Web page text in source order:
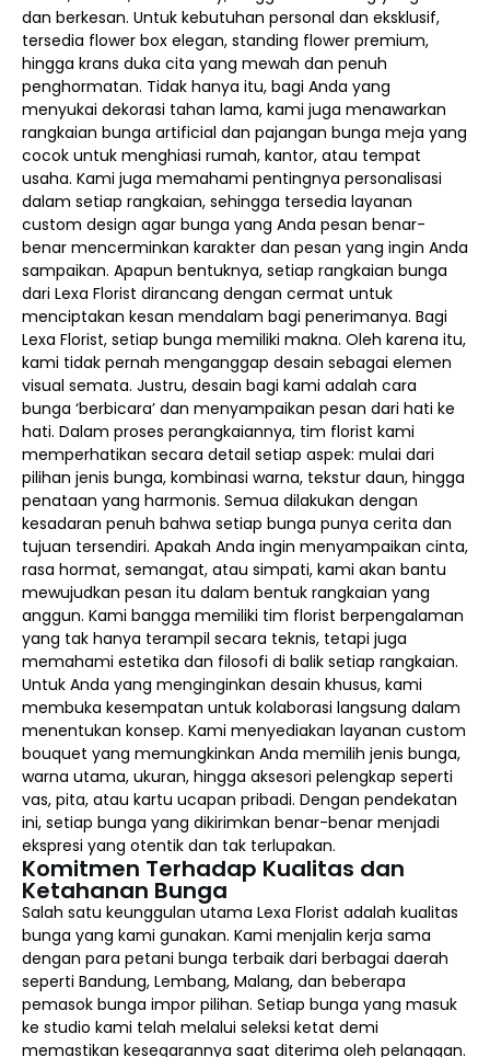
dan berkesan. Untuk kebutuhan personal dan eksklusif,
tersedia flower box elegan, standing flower premium,
hingga krans duka cita yang mewah dan penuh
penghormatan. Tidak hanya itu, bagi Anda yang
menyukai dekorasi tahan lama, kami juga menawarkan
rangkaian bunga artificial dan pajangan bunga meja yang
cocok untuk menghiasi rumah, kantor, atau tempat
usaha. Kami juga memahami pentingnya personalisasi
dalam setiap rangkaian, sehingga tersedia layanan
custom design agar bunga yang Anda pesan benar-
benar mencerminkan karakter dan pesan yang ingin Anda
sampaikan. Apapun bentuknya, setiap rangkaian bunga
dari Lexa Florist dirancang dengan cermat untuk
menciptakan kesan mendalam bagi penerimanya. Bagi
Lexa Florist, setiap bunga memiliki makna. Oleh karena itu,
kami tidak pernah menganggap desain sebagai elemen
visual semata. Justru, desain bagi kami adalah cara
bunga ‘berbicara’ dan menyampaikan pesan dari hati ke
hati. Dalam proses perangkaiannya, tim florist kami
memperhatikan secara detail setiap aspek: mulai dari
pilihan jenis bunga, kombinasi warna, tekstur daun, hingga
penataan yang harmonis. Semua dilakukan dengan
kesadaran penuh bahwa setiap bunga punya cerita dan
tujuan tersendiri. Apakah Anda ingin menyampaikan cinta,
rasa hormat, semangat, atau simpati, kami akan bantu
mewujudkan pesan itu dalam bentuk rangkaian yang
anggun. Kami bangga memiliki tim florist berpengalaman
yang tak hanya terampil secara teknis, tetapi juga
memahami estetika dan filosofi di balik setiap rangkaian.
Untuk Anda yang menginginkan desain khusus, kami
membuka kesempatan untuk kolaborasi langsung dalam
menentukan konsep. Kami menyediakan layanan custom
bouquet yang memungkinkan Anda memilih jenis bunga,
warna utama, ukuran, hingga aksesori pelengkap seperti
vas, pita, atau kartu ucapan pribadi. Dengan pendekatan
ini, setiap bunga yang dikirimkan benar-benar menjadi
ekspresi yang otentik dan tak terlupakan.
Komitmen Terhadap Kualitas dan
Ketahanan Bunga
Salah satu keunggulan utama Lexa Florist adalah kualitas
bunga yang kami gunakan. Kami menjalin kerja sama
dengan para petani bunga terbaik dari berbagai daerah
seperti Bandung, Lembang, Malang, dan beberapa
pemasok bunga impor pilihan. Setiap bunga yang masuk
ke studio kami telah melalui seleksi ketat demi
memastikan kesegarannya saat diterima oleh pelanggan.